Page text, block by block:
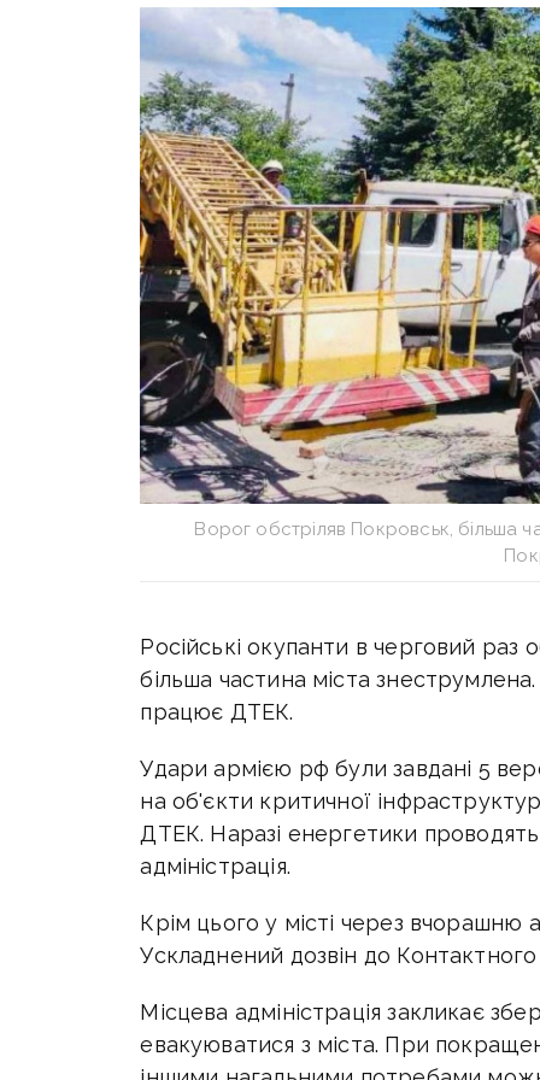
Ворог обстріляв Покровськ, більша
Російські окупанти в черговий раз
більша частина міста знеструмлена.
працює ДТЕК.
Удари армією рф були завдані 5
на об'єкти критичної
ДТЕК. Наразі енергетики
адміністрація.
Крім цього у місті через вчорашню
Ускладнений дозвін до
Місцева адміністрація закликає
евакуюватися з міста. При